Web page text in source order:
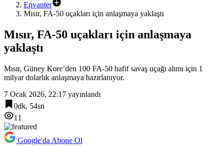
Envanter
Mısır, FA-50 uçakları için anlaşmaya yaklaştı
Mısır, FA-50 uçakları için anlaşmaya
yaklaştı
Mısır, Güney Kore’den 100 FA-50 hafif savaş uçağı alımı için 1
milyar dolarlık anlaşmaya hazırlanıyor.
7 Ocak 2026, 22:17 yayınlandı
0dk, 54sn
11
Google'da Abone Ol